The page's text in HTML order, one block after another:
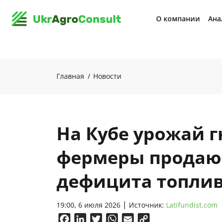
О компании
Главная Новости
На Кубе урожай
фермеры
дефицита
19:00, 6 июля 2026 Источник: Latifundist.com
FacebookLinkedInTwitterWhatsApp
Email